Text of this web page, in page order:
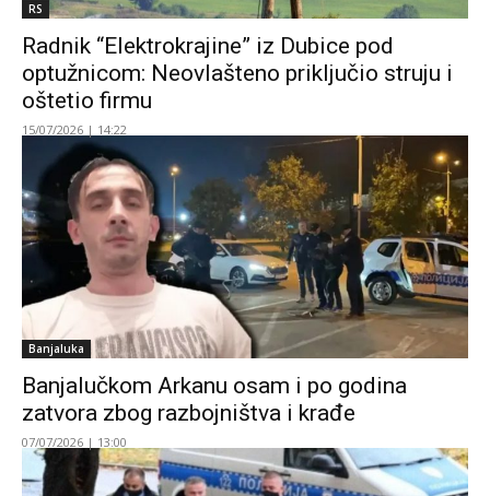
RS
Radnik “Elektrokrajine” iz Dubice pod
optužnicom: Neovlašteno priključio struju i
oštetio firmu
15/07/2026 | 14:22
Banjaluka
Banjalučkom Arkanu osam i po godina
zatvora zbog razbojništva i krađe
07/07/2026 | 13:00